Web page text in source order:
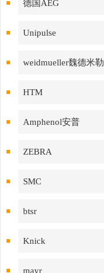
德国AEG
Unipulse
weidmueller魏德米勒
HTM
Amphenol安普
ZEBRA
SMC
btsr
Knick
mayr